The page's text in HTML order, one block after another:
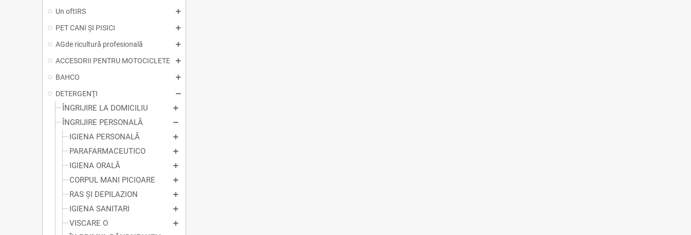
Un oftIRS
PET CANI ȘI PISICI
AGde ricultură profesională
ACCESORII PENTRU MOTOCICLETE
BAHCO
DETERGENŢI
ÎNGRIJIRE LA DOMICILIU
ÎNGRIJIRE PERSONALĂ
IGIENA PERSONALĂ
PARAFARMACEUTICO
IGIENA ORALĂ
CORPUL MANI PICIOARE
RAS ȘI DEPILAZION
IGIENA SANITARI
VISCARE O